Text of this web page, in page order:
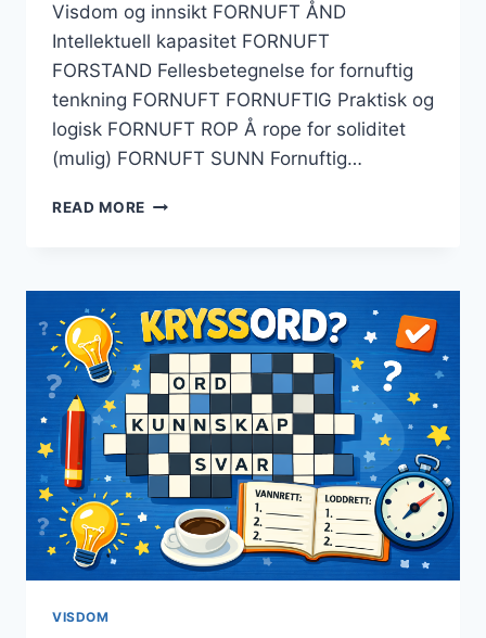
Visdom og innsikt FORNUFT ÅND
Intellektuell kapasitet FORNUFT
FORSTAND Fellesbetegnelse for fornuftig
tenkning FORNUFT FORNUFTIG Praktisk og
logisk FORNUFT ROP Å rope for soliditet
(mulig) FORNUFT SUNN Fornuftig…
READ MORE FORNUFT
TIL
LØSNING
OG
VANNRETTE
VINKLER
VISDOM